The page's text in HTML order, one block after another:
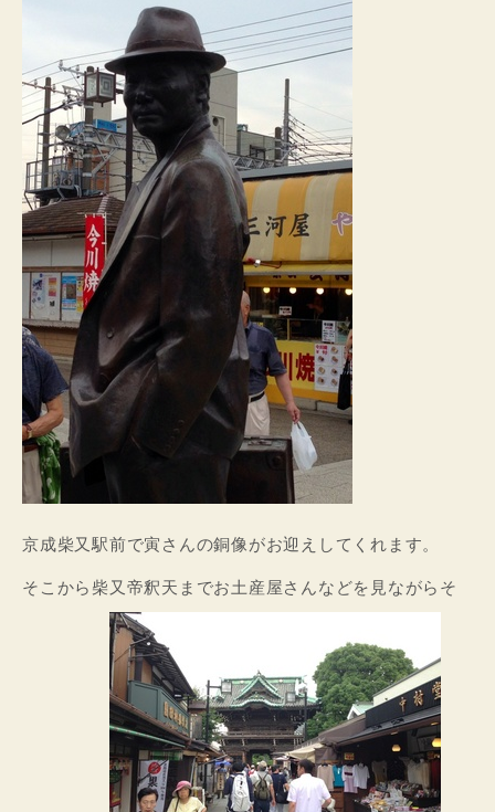
京成柴又駅前で寅さんの銅像がお迎えしてくれます。
そこから柴又帝釈天までお土産屋さんなどを見ながらそ